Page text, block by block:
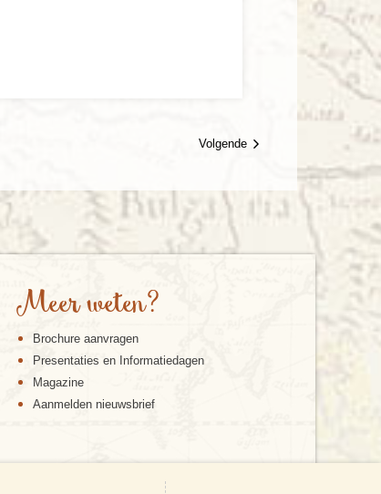
Volgende
Meer weten?
Brochure aanvragen
Presentaties en Informatiedagen
Magazine
Aanmelden nieuwsbrief